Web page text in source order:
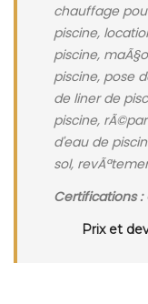
chauffage
piscine,
piscine,
piscine, pose
de liner de
piscine,
d'eau de
sol,
Certifications :
Prix et